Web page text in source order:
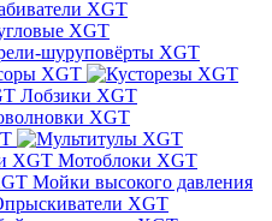
XGT
шуруповёрты XGT
XGT
Лобзики XGT
XGT
Мотоблоки XGT
Мойки высокого давления
XGT